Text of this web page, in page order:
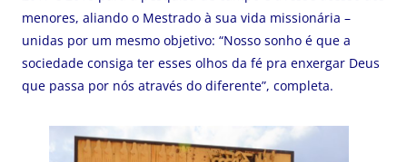
menores, aliando o Mestrado à sua vida missionária –
unidas por um mesmo objetivo: “Nosso sonho é que a
sociedade consiga ter esses olhos da fé pra enxergar Deus
que passa por nós através do diferente”, completa.